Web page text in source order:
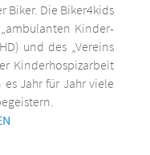
Biker. Die Biker4kids
Kinder-
und des „Vereins
Kinderhospizarbeit
es Jahr für Jahr viele